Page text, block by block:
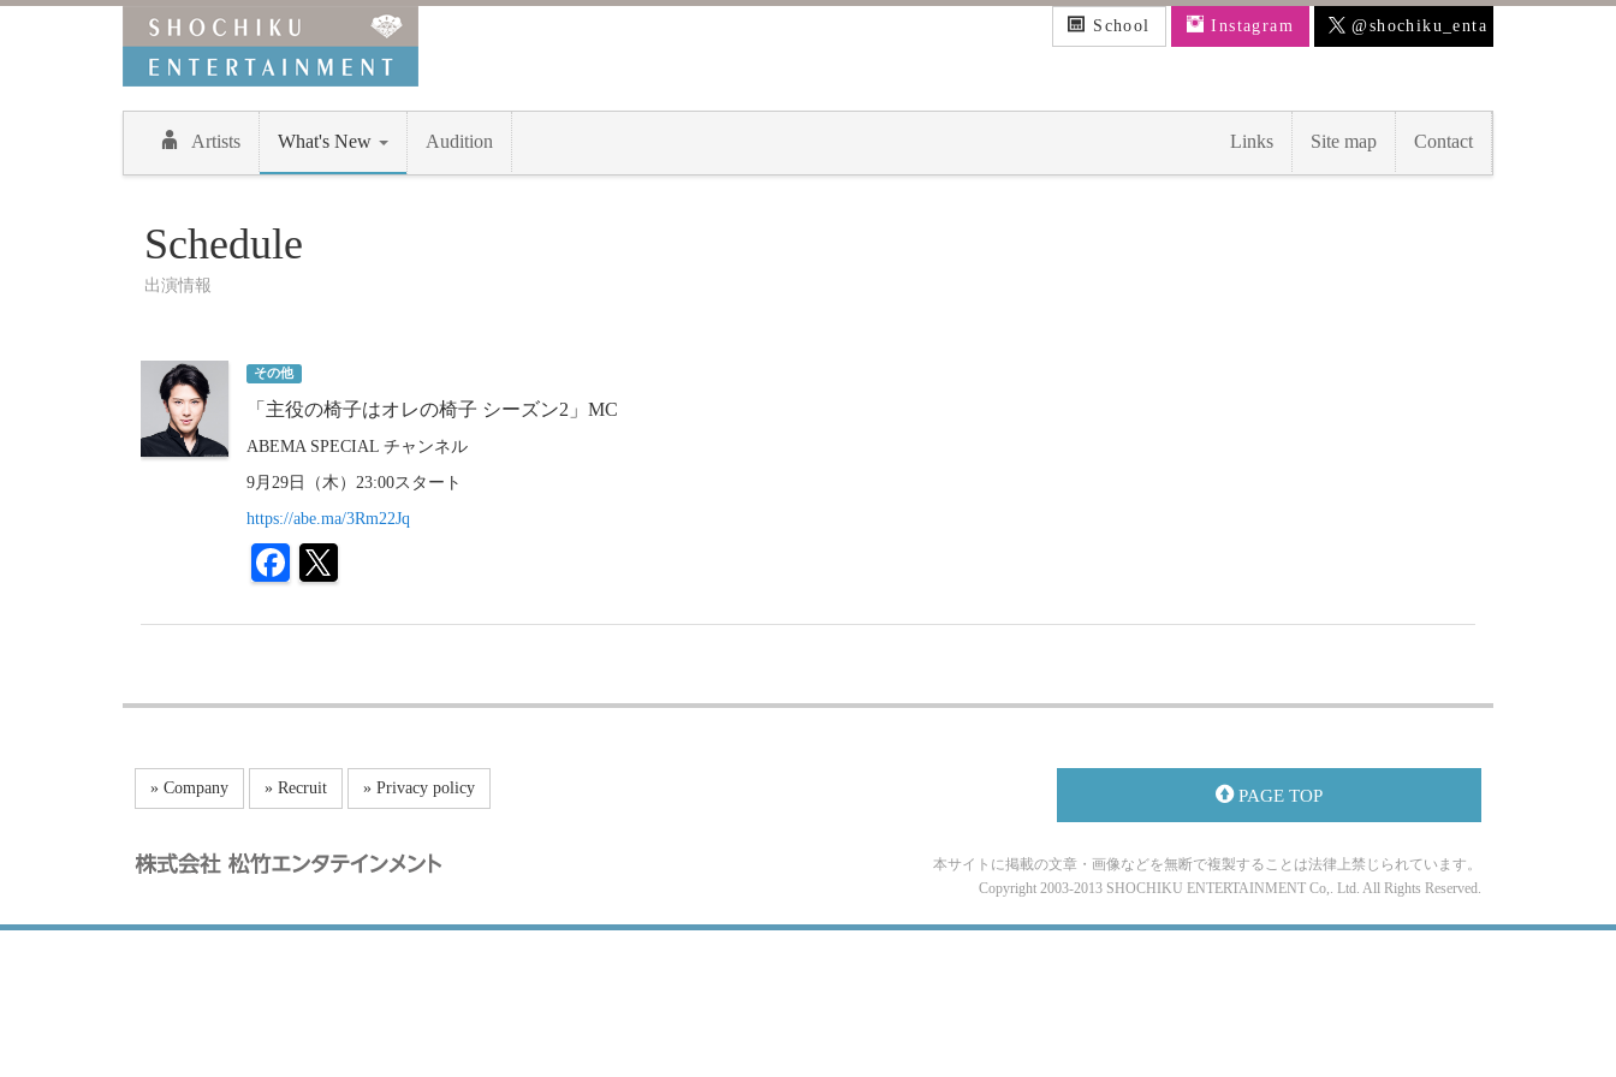
School Instagram @shochiku_enta
Artists What's New Audition Links Site map Contact
Schedule
出演情報
その他
「主役の椅子はオレの椅子 シーズン2」MC
ABEMA SPECIAL チャンネル
9月29日（木）23:00スタート
https://abe.ma/3Rm22Jq
» Company » Recruit » Privacy policy PAGE TOP
本サイトに掲載の文章・画像などを無断で複製することは法律上禁じられています。
Copyright 2003-2013 SHOCHIKU ENTERTAINMENT Co,. Ltd. All Rights Reserved.